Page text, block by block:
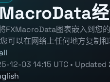
FXMacroData图表嵌入到您
可以在网络上任何地方复制
12-03 14:15 UTC • Updated